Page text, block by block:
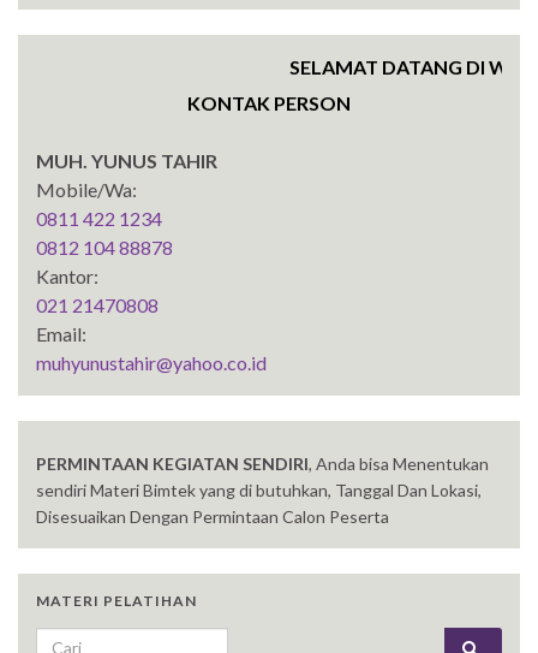
SELAMAT DATANG DI
KONTAK PERSON
MUH. YUNUS TAHIR
Mobile/Wa:
0811 422 1234
0812 104 88878
Kantor:
021 21470808
Email:
muhyunustahir@yahoo.co.id
PERMINTAAN KEGIATAN SENDIRI, Anda bisa Menentukan
sendiri Materi Bimtek yang di butuhkan, Tanggal Dan Lokasi,
Disesuaikan Dengan Permintaan Calon Peserta
MATERI PELATIHAN
Search for: